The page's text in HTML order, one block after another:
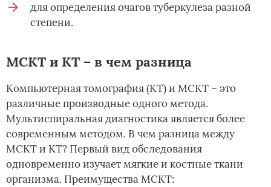
для определения очагов туберкулеза разной
степени.
МСКТ и КТ – в чем разница
Компьютерная томография (КТ) и МСКТ – это
различные производные одного метода.
Мультиспиральная диагностика является более
современным методом. В чем разница между
МСКТ и КТ? Первый вид обследования
одновременно изучает мягкие и костные ткани
организма. Преимущества МСКТ: